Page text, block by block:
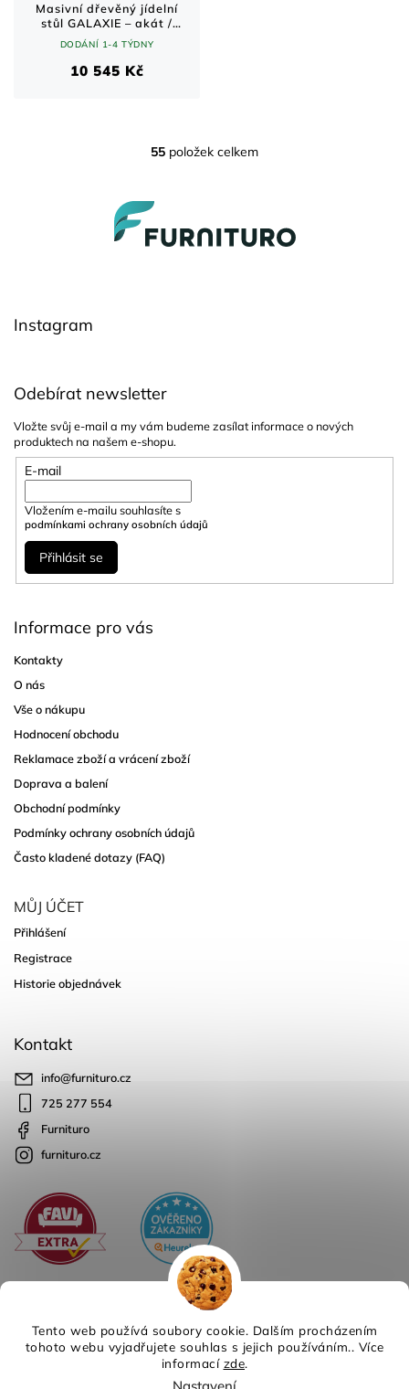
Tento web používá soubory cookie. Dalším procházením
tohoto webu vyjadřujete souhlas s jejich používáním.. Více
informací zde.
Masivní dřevěný jídelní
stůl GALAXIE – akát /
černá kovová podnož /
Ø130 cm
DODÁNÍ 1-4 TÝDNY
10 545 Kč
O
d
a
p
i
s
55 položek celkem
Instagram
Odebírat newsletter
Vložte svůj e-mail a my vám budeme zasílat informace o nových
produktech na našem e-shopu.
E-mail
Vložením e-mailu souhlasíte s
podmínkami ochrany osobních údajů
Přihlásit se
Informace pro vás
Kontakty
O nás
Vše o nákupu
Hodnocení obchodu
Reklamace zboží a vrácení zboží
Doprava a balení
Obchodní podmínky
Podmínky ochrany osobních údajů
Často kladené dotazy (FAQ)
MŮJ ÚČET
Přihlášení
Registrace
Historie objednávek
Kontakt
info@furnituro.cz
725 277 554
Furnituro
furnituro.cz
Furnituro . Všechna práva vyhrazena.